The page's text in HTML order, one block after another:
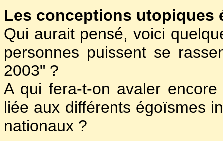
Les conceptions utopiques
Qui aurait pensé, voici
personnes puissent se
2003" ?
A qui fera-t-on avaler
liée aux différents égoïsmes
nationaux ?